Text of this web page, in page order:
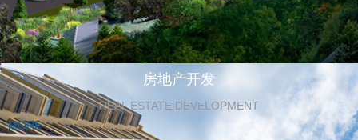
房地产开发
REAL ESTATE DEVELOPMENT
MORE